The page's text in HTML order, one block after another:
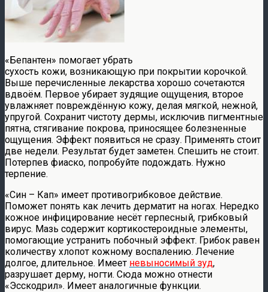
«Бепантен» помогает убрать
сухость кожи, возникающую при покрытии корочкой.
Выше перечисленные лекарства хорошо сочетаются
вдвоём. Первое убирает зудящие ощущения, второе
увлажняет повреждённую кожу, делая мягкой, нежной,
упругой. Сохранит чистоту дермы, исключив пигментные
пятна, стягивание покрова, приносящее болезненные
ощущения. Эффект появиться не сразу. Применять стоит
две недели. Результат будет заметен. Спешить не стоит.
Потерпев фиаско, попробуйте подождать. Нужно
терпение.
«Син – Кап» имеет противогрибковое действие.
Поможет понять как лечить дерматит на ногах. Нередко
кожное инфицирование несёт герпесный, грибковый
вирус. Мазь содержит кортикостероидные элементы,
помогающие устранить побочный эффект. Грибок равен
количеству хлопот кожному воспалению. Лечение
долгое, длительное. Имеет невыносимый зуд,
разрушает дерму, ногти. Сюда можно отнести
«Эсскодрил». Имеет аналогичные функции.